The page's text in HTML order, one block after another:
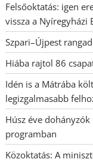
Felsőoktatás: igen
vissza a Nyíregyházi
Szpari–Újpest
Hiába rajtol 86
Idén is a Mátrába
legizgalmasabb
Húsz éve
programban
Közoktatás: A